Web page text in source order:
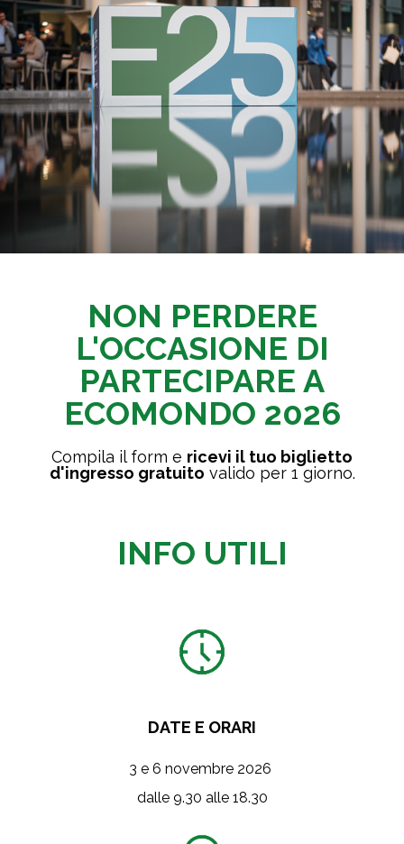
NON PERDERE
L'OCCASIONE DI
PARTECIPARE A
ECOMONDO 2026
Compila il form e ricevi il tuo biglietto
d'ingresso gratuito valido per 1 giorno.
INFO UTILI
DATE E ORARI
3 e 6 novembre 2026
dalle 9.30 alle 18.30